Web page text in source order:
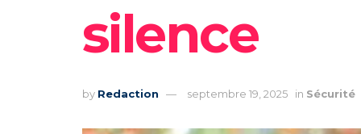
silence
by Redaction septembre 19, 2025 in Sécurité